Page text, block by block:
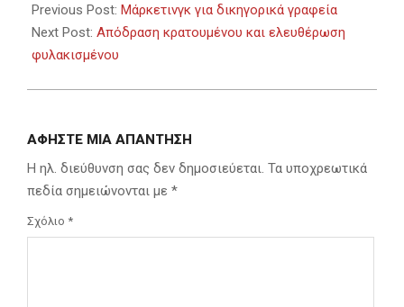
06-
14
Previous Post: Μάρκετινγκ για δικηγορικά γραφεία
Next Post: Απόδραση κρατουμένου και ελευθέρωση
φυλακισμένου
ΑΦΉΣΤΕ ΜΙΑ ΑΠΆΝΤΗΣΗ
Η ηλ. διεύθυνση σας δεν δημοσιεύεται. Τα υποχρεωτικά
πεδία σημειώνονται με *
Σχόλιο *